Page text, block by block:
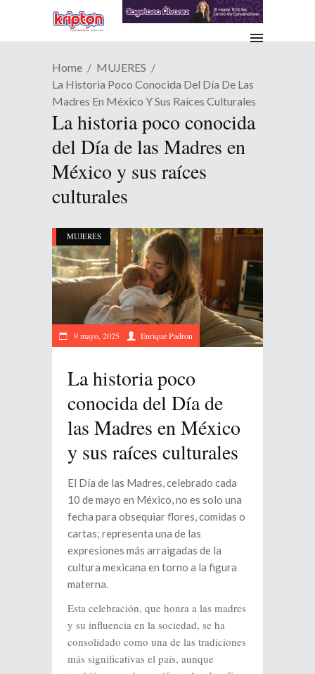
Home
MUJERES
La Historia Poco Conocida Del Día De Las
Madres En México Y Sus Raíces Culturales
La historia poco conocida
del Día de las Madres en
México y sus raíces
culturales
MUJERES
9 mayo, 2025 Enrique Padron
La historia poco
conocida del Día de
las Madres en México
y sus raíces culturales
El Día de las Madres, celebrado cada
10 de mayo en México, no es solo una
fecha para obsequiar flores, comidas o
cartas; representa una de las
expresiones más arraigadas de la
cultura mexicana en torno a la figura
materna.
Esta celebración, que honra a las madres
y su influencia en la sociedad, se ha
consolidado como una de las tradiciones
más significativas el país, aunque